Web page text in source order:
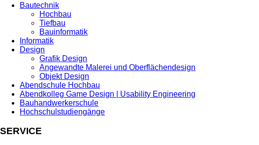
Bautechnik
Hochbau
Tiefbau
Bauinformatik
Informatik
Design
Grafik Design
Angewandte Malerei und Oberflächendesign
Objekt Design
Abendschule Hochbau
Abendkolleg Game Design | Usability Engineering
Bauhandwerkerschule
Hochschulstudiengänge
SERVICE